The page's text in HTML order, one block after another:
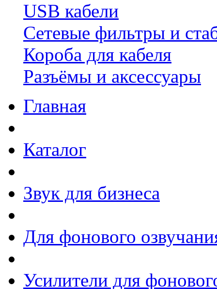
USB кабели
Сетевые фильтры и
Короба для кабеля
Разъёмы и аксессуары
Главная
Каталог
Звук для бизнеса
Для фонового
Усилители для